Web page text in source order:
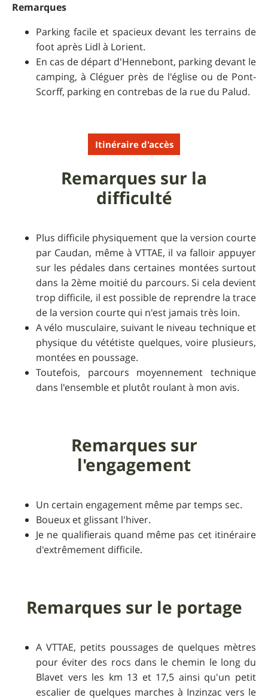
Remarques
Parking facile et spacieux devant les terrains de
foot après Lidl à Lorient.
En cas de départ d'Hennebont, parking devant le
camping, à Cléguer près de l'église ou de Pont-
Scorff, parking en contrebas de la rue du Palud.
Itinéraire d'accès
Remarques sur la
difficulté
Plus difficile physiquement que la version courte
par Caudan, même à VTTAE, il va falloir appuyer
sur les pédales dans certaines montées surtout
dans la 2ème moitié du parcours. Si cela devient
trop difficile, il est possible de reprendre la trace
de la version courte qui n'est jamais très loin.
A vélo musculaire, suivant le niveau technique et
physique du vététiste quelques, voire plusieurs,
montées en poussage.
Toutefois, parcours moyennement technique
dans l'ensemble et plutôt roulant à mon avis.
Remarques sur
l'engagement
Un certain engagement même par temps sec.
Boueux et glissant l'hiver.
Je ne qualifierais quand même pas cet itinéraire
d'extrêmement difficile.
Remarques sur le portage
A VTTAE, petits poussages de quelques mètres
pour éviter des rocs dans le chemin le long du
Blavet vers les km 13 et 17,5 ainsi qu'un petit
escalier de quelques marches à Inzinzac vers le